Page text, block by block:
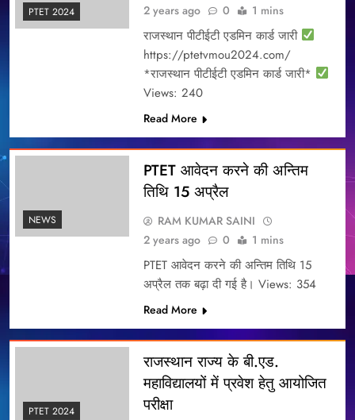
PTET 2024
2 years ago
0 1 mins
राजस्थान पीटीईटी एडमिन कार्ड जारी
https://ptetvmou2024.com/
*राजस्थान पीटीईटी एडमिन कार्ड जारी*
Views: 240
Read More
NEWS
PTET आवेदन करने की अन्तिम
तिथि 15 अप्रैल
RAM KUMAR SAINI
2 years ago
0 1 mins
PTET आवेदन करने की अन्तिम तिथि 15
अप्रैल तक बढ़ा दी गई है। Views: 354
Read More
PTET 2024
राजस्थान राज्य के बी.एड.
महाविद्यालयों में प्रवेश हेतु आयोजित
परीक्षा